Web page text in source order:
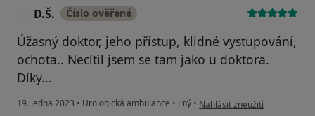
D.Š. Číslo ověřené
Úžasný doktor, jeho přístup, klidné vystupování,
ochota.. Necítil jsem se tam jako u doktora.
Díky...
19. ledna 2023 • Urologická ambulance • Jiný • podle názoru uživatele D.Š.
Nahlásit zneužití